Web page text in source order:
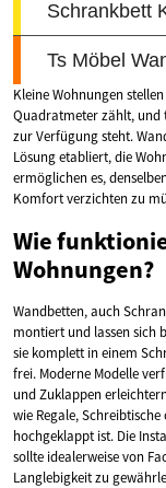
Kleine Wohnungen
Quadratmeter zählt, und
zur Verfügung steht.
Lösung etabliert, die
ermöglichen es,
Komfort verzichten zu
Wie
Wohnungen?
Wandbetten, auch
montiert und lassen sich
sie komplett in einem
frei. Moderne Modelle
und Zuklappen
wie Regale,
hochgeklappt ist. Die
sollte idealerweise von
Langlebigkeit zu